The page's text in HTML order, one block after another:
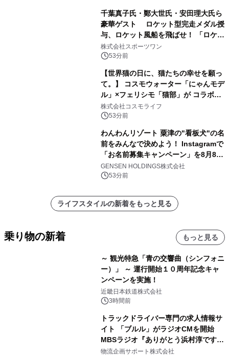
千葉真子氏・鄭大世氏・安田理大氏ら
豪華ゲスト ロケット型完走メダル授
与、ロケット風船を飛ばせ！ 「ロケッ
トマラソン2026」開催
株式会社スポーツワン
53分前
【世界猫の日に、猫たちの幸せを願っ
て。】 コスモウォーター「にゃんモデ
ル」×フェリシモ「猫部」が コラボキ
ャンペーンを実施
株式会社コスモライフ
53分前
わんわんリゾート 粟津の"看板犬"の名
前をみんなで決めよう！ Instagramで
「お名前募集キャンペーン」を8月8日
(土)より開催
GENSEN HOLDINGS株式会社
53分前
ライフスタイルの新着をもっと見る
乗り物の新着 もっと見る
～ 観光特急「青の交響曲（シンフォニ
ー）」 ～ 運行開始１０周年記念キャ
ンペーンを実施！
近畿日本鉄道株式会社
3時間前
トラックドライバー専門の求人情報サ
イト 「ブルル」がラジオCMを開始
MBSラジオ『ありがとう浜村淳です』
にて8月1日(土)より
物流企画サポート株式会社